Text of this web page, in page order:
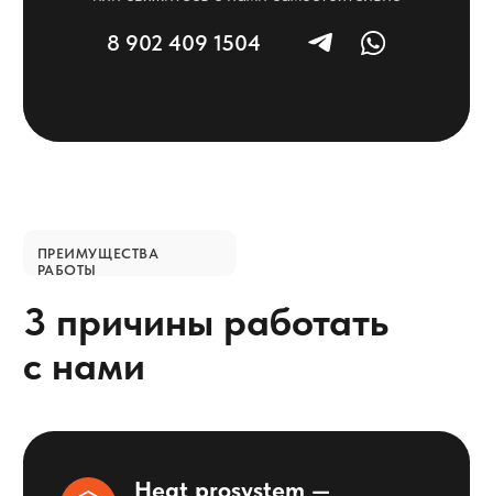
2 рабочих дней при наличии изделий на
оговариваем индивидуально.
продукции